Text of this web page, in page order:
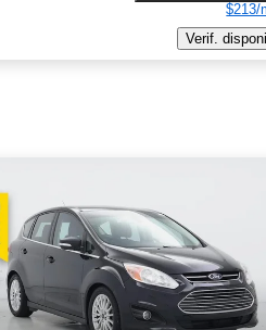
$213/
Verif.